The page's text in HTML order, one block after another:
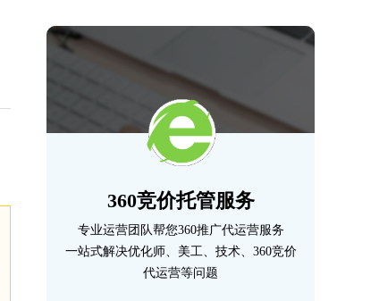
360竞价托管服务
专业运营团队帮您360推广代运营服务
一站式解决优化师、美工、技术、360竞价
代运营等问题